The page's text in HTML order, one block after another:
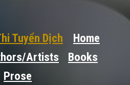
Tuyển Dịch
Home
Artists
Books
Prose